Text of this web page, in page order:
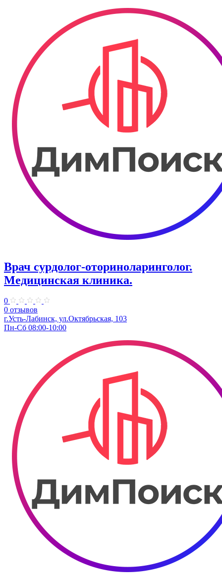
Врач сурдолог-оториноларинголог.
Медицинская клиника.
0
0 отзывов
г.Усть-Лабинск, ул.Октябрьская, 103
Пн-Сб 08:00-10:00